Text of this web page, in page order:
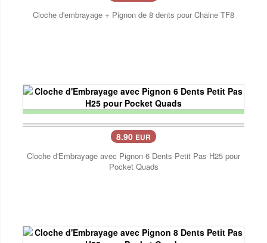
Cloche d'embrayage + Pignon de 8 dents pour Chaine TF8
8.90 EUR
Cloche d'Embrayage avec Pignon 6 Dents Petit Pas H25 pour
Pocket Quads